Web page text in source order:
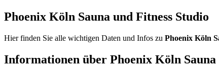
Phoenix Köln Sauna und Fitness Studio
Hier finden Sie alle wichtigen Daten und Infos zu Phoenix Köln
Informationen über Phoenix Köln Sauna